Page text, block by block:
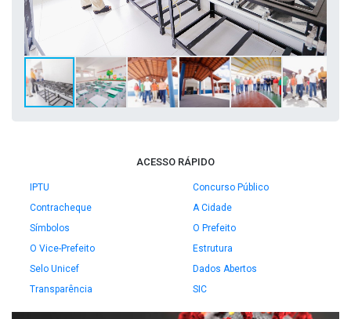
ACESSO RÁPIDO
IPTU
Concurso Público
Contracheque
A Cidade
Símbolos
O Prefeito
O Vice-Prefeito
Estrutura
Selo Unicef
Dados Abertos
Transparência
SIC